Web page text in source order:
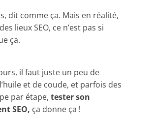
dit comme ça. Mais en réalité,
lieux SEO, ce n’est pas si
ça.
il faut juste un peu de
et de coude, et parfois des
par étape, tester son
SEO, ça donne ça !